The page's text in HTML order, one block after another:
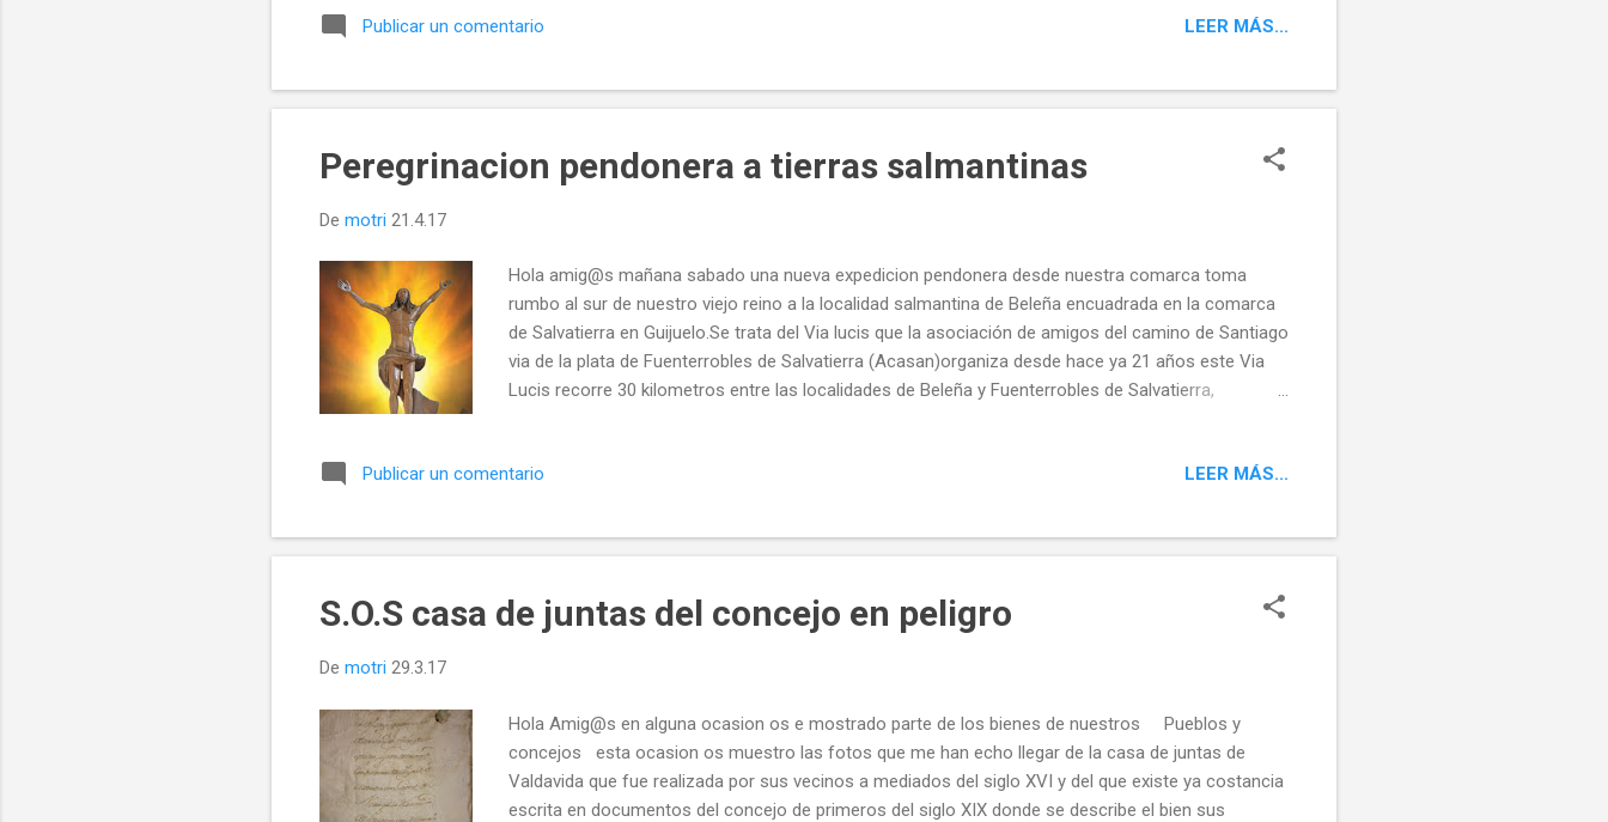
@templeteORG
Publicar un comentario LEER MÁS...
Peregrinacion pendonera a tierras salmantinas
De motri 21.4.17
Hola amig@s mañana sabado una nueva expedicion pendonera desde nuestra comarca toma
rumbo al sur de nuestro viejo reino a la localidad salmantina de Beleña encuadrada en la comarca
de Salvatierra en Guijuelo.Se trata del Via lucis que la asociación de amigos del camino de Santiago
via de la plata de Fuenterrobles de Salvatierra (Acasan)organiza desde hace ya 21 años este Via
Lucis recorre 30 kilometros entre las localidades de Beleña y Fuenterrobles de Salvatierra,
realizo con los carros y los burros por nuestra recien estrenada ruta liebanega entre Santo Toribio
hermanamiento y devolver aquella visita junto con la mas coloridola de nuestras tradiciones
leonesas que son nuestros pendones . La madre de t...
Publicar un comentario LEER MÁS...
S.O.S casa de juntas del concejo en peligro
De motri 29.3.17
Hola Amig@s en alguna ocasion os e mostrado parte de los bienes de nuestros Pueblos y
concejos esta ocasion os muestro las fotos que me han echo llegar de la casa de juntas de
Valdavida que fue realizada por sus vecinos a mediados del siglo XVI y del que existe ya costancia
escrita en documentos del concejo de primeros del siglo XIX donde se describe el bien sus